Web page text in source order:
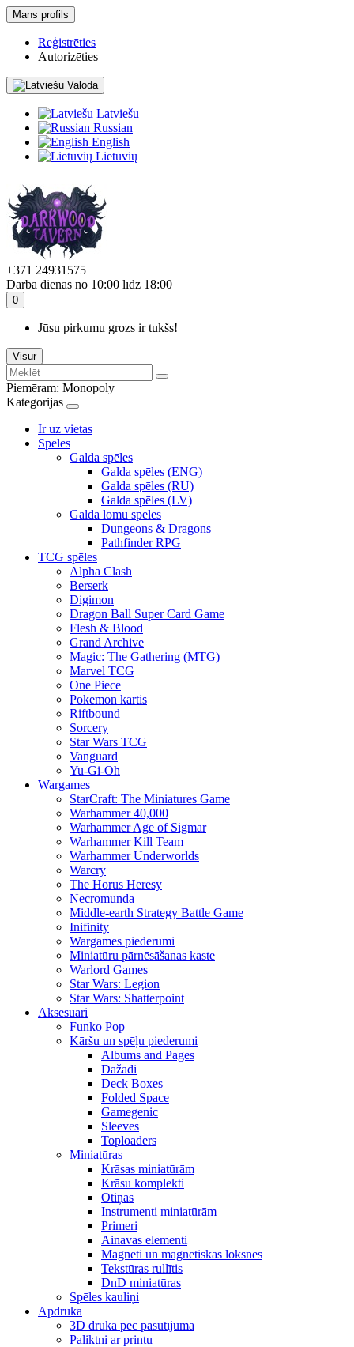
Mans profils
Reģistrēties
Autorizēties
Valoda
Latviešu
Russian
English
Lietuvių
+371 24931575
Darba dienas no 10:00 līdz 18:00
0
Jūsu pirkumu grozs ir tukšs!
Visur
Piemēram: Monopoly
Kategorijas
Ir uz vietas
Spēles
Galda spēles
Galda spēles (ENG)
Galda spēles (RU)
Galda spēles (LV)
Galda lomu spēles
Dungeons & Dragons
Pathfinder RPG
TCG spēles
Alpha Clash
Berserk
Digimon
Dragon Ball Super Card Game
Flesh & Blood
Grand Archive
Magic: The Gathering (MTG)
Marvel TCG
One Piece
Pokemon kārtis
Riftbound
Sorcery
Star Wars TCG
Vanguard
Yu-Gi-Oh
Wargames
StarCraft: The Miniatures Game
Warhammer 40,000
Warhammer Age of Sigmar
Warhammer Kill Team
Warhammer Underworlds
Warcry
The Horus Heresy
Necromunda
Middle-earth Strategy Battle Game
Inifinity
Wargames piederumi
Miniatūru pārnēsāšanas kaste
Warlord Games
Star Wars: Legion
Star Wars: Shatterpoint
Aksesuāri
Funko Pop
Kāršu un spēļu piederumi
Albums and Pages
Dažādi
Deck Boxes
Folded Space
Gamegenic
Sleeves
Toploaders
Miniatūras
Krāsas miniatūrām
Krāsu komplekti
Otiņas
Instrumenti miniatūrām
Primeri
Ainavas elementi
Magnēti un magnētiskās loksnes
Tekstūras rullītis
DnD miniatūras
Spēles kauliņi
Apdruka
3D druka pēc pasūtījuma
Paliktni ar printu